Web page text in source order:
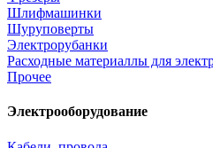
Шлифмашинки
Шуруповерты
Электрорубанки
Расходные материаллы для
Прочее
Электрооборудование